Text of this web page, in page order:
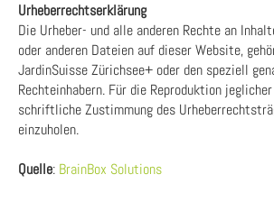
Urheberrechtserklärung
Die Urheber- und alle anderen Rechte an
oder anderen Dateien auf dieser Website,
JardinSuisse Zürichsee+ oder den speziell
Rechteinhabern. Für die Reproduktion
schriftliche Zustimmung des
einzuholen.
Quelle: BrainBox Solutions